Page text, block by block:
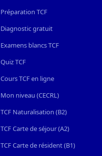
Préparation TCF
Diagnostic gratuit
Examens blancs TCF
Quiz TCF
Cours TCF en ligne
Mon niveau (CECRL)
TCF Naturalisation (B2)
TCF Carte de séjour (A2)
TCF Carte de résident (B1)